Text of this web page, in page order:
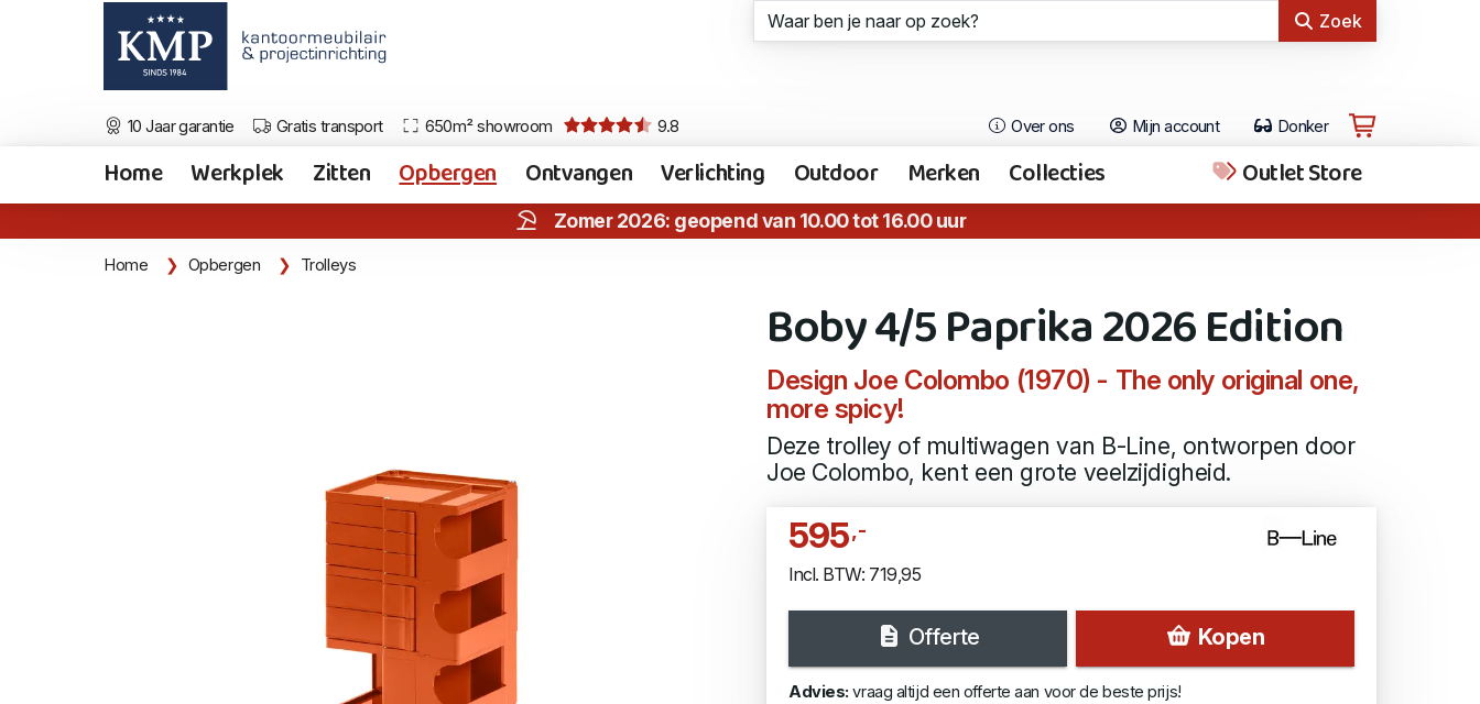
Zoek
10 Jaar garantie Gratis transport 650m² showroom 9.8 Over ons Mijn account Donker
Home Werkplek Zitten Opbergen Ontvangen Verlichting Outdoor Merken Collecties Outlet Store
Zomer 2026: geopend van 10.00 tot 16.00 uur
Home Opbergen Trolleys
Boby 4/5 Paprika 2026 Edition
Design Joe Colombo (1970) - The only original one,
more spicy!
Deze trolley of multiwagen van B-Line, ontworpen door
Joe Colombo, kent een grote veelzijdigheid.
595,-
Incl. BTW: 719,95
Offerte Kopen
Advies: vraag altijd een offerte aan voor de beste prijs!